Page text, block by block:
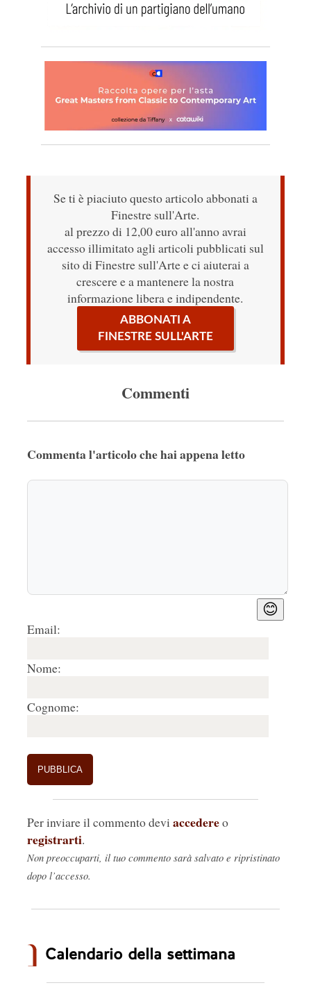
Se ti è piaciuto questo articolo abbonati a
Finestre sull'Arte.
al prezzo di 12,00 euro all'anno avrai
accesso illimitato agli articoli pubblicati sul
sito di Finestre sull'Arte e ci aiuterai a
crescere e a mantenere la nostra
informazione libera e indipendente.
ABBONATI A
FINESTRE SULL'ARTE
Commenti
Commenta l'articolo che hai appena letto
😊
Email:
Nome:
Cognome:
Per inviare il commento devi accedereo
registrarti.
Non preoccuparti, il tuo commento sarà salvato e ripristinato
dopo l’accesso.
Calendario della settimana